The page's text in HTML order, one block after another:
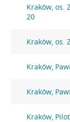
Kraków, os.
20
Kraków, os.
Kraków,
Kraków,
Kraków,